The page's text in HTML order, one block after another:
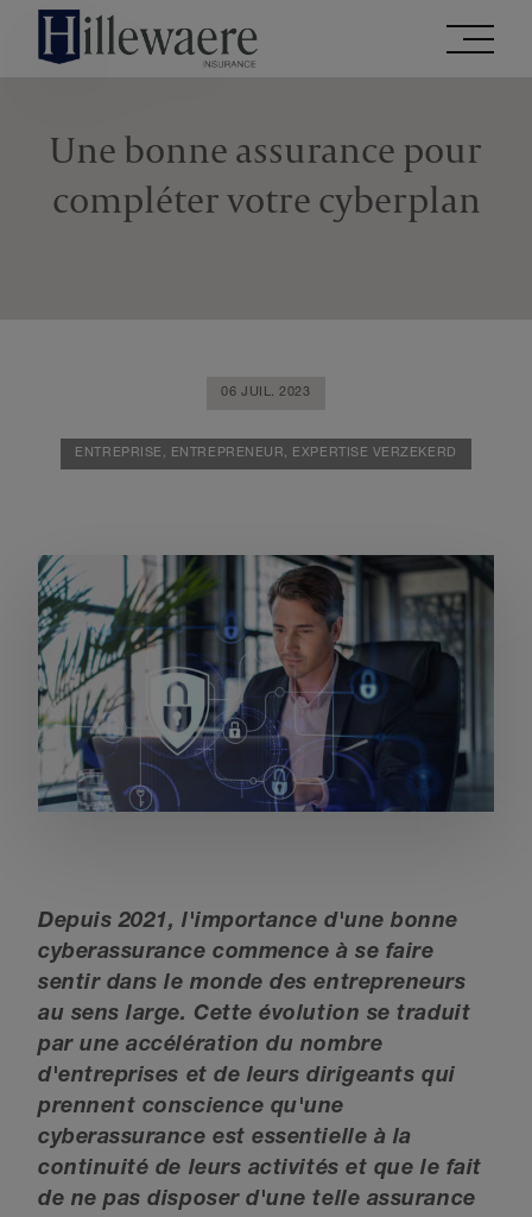
Accéder
directement
Une bonne assurance pour
compléter votre cyberplan
06 JUIL. 2023
ENTREPRISE, ENTREPRENEUR, EXPERTISE VERZEKERD
Depuis 2021, l'importance d'une bonne
cyberassurance commence à se faire
sentir dans le monde des entrepreneurs
au sens large. Cette évolution se traduit
par une accélération du nombre
d'entreprises et de leurs dirigeants qui
prennent conscience qu'une
cyberassurance est essentielle à la
continuité de leurs activités et que le fait
de ne pas disposer d'une telle assurance